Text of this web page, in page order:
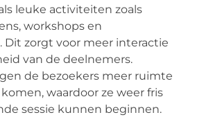
leuke activiteiten zoals
workshops en
Dit zorgt voor meer interactie
van de deelnemers.
de bezoekers meer ruimte
waardoor ze weer fris
sessie kunnen beginnen.